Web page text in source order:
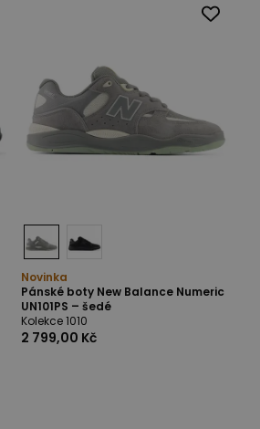
Novinka
Pánské boty New Balance Numeric
UN101PS – šedé
Kolekce 1010
2 799,00 Kč